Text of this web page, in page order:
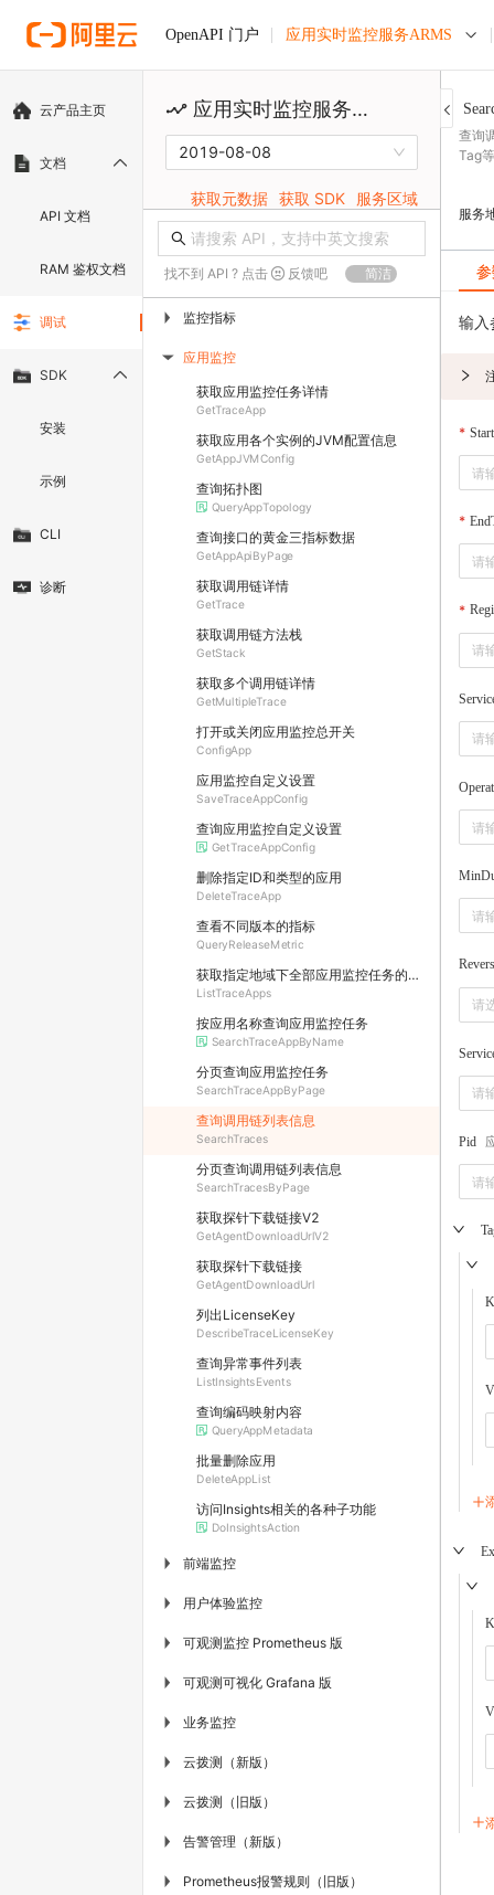
OpenAPI 门户 应用实时监控服务ARMS
云产品主页
文档
API 文档
RAM 鉴权文档
调试
SDK
安装
示例
CLI
诊断
应用实时监控服务ARMS
2019-08-08
获取元数据 获取 SDK 服务区域
找不到 API ? 点击 反馈吧 简洁
▶ 监控指标
▶ 应用监控
获取应用监控任务详情
GetTraceApp
获取应用各个实例的JVM配置信息
GetAppJVMConfig
查询拓扑图
QueryAppTopology
查询接口的黄金三指标数据
GetAppApiByPage
获取调用链详情
GetTrace
获取调用链方法栈
GetStack
获取多个调用链详情
GetMultipleTrace
打开或关闭应用监控总开关
ConfigApp
应用监控自定义设置
SaveTraceAppConfig
查询应用监控自定义设置
GetTraceAppConfig
删除指定ID和类型的应用
DeleteTraceApp
查看不同版本的指标
QueryReleaseMetric
获取指定地域下全部应用监控任务的列表
ListTraceApps
按应用名称查询应用监控任务
SearchTraceAppByName
分页查询应用监控任务
SearchTraceAppByPage
查询调用链列表信息
SearchTraces
分页查询调用链列表信息
SearchTracesByPage
获取探针下载链接V2
GetAgentDownloadUrlV2
获取探针下载链接
GetAgentDownloadUrl
列出LicenseKey
DescribeTraceLicenseKey
查询异常事件列表
ListInsightsEvents
查询编码映射内容
QueryAppMetadata
批量删除应用
DeleteAppList
访问Insights相关的各种子功能
DoInsightsAction
▶ 前端监控
▶ 用户体验监控
▶ 可观测监控 Prometheus 版
▶ 可观测可视化 Grafana 版
▶ 业务监控
▶ 云拨测（新版）
▶ 云拨测（旧版）
▶ 告警管理（新版）
▶ Prometheus报警规则（旧版）
查询
Tag
服务
输入
请
Pid